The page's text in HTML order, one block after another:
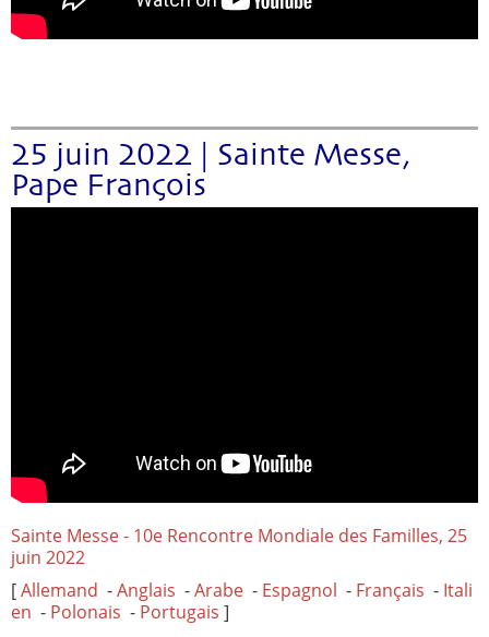
25 juin 2022 | Sainte Messe,
Pape François
Sainte Messe - 10e Rencontre Mondiale des Familles, 25
juin 2022
[Allemand -Anglais -Arabe - Espagnol - Français - Itali
en - Polonais - Portugais ]